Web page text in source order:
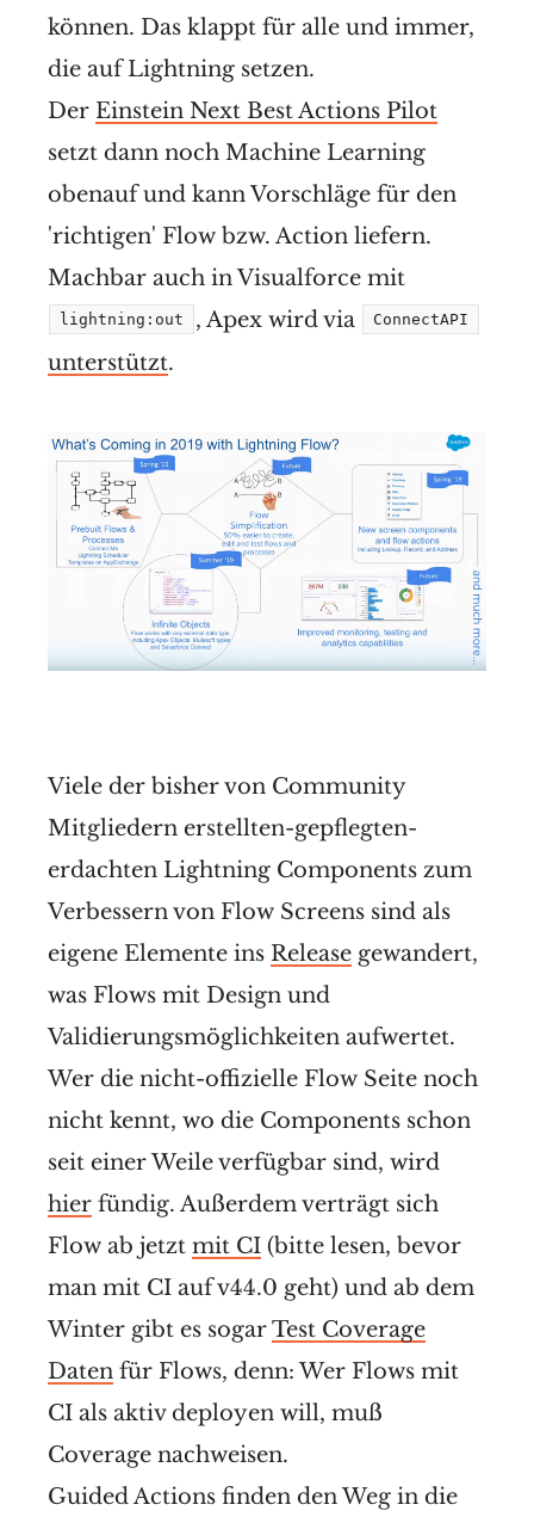
können. Das klappt für alle und immer,
die auf Lightning setzen.
Der Einstein Next Best Actions Pilot
setzt dann noch Machine Learning
obenauf und kann Vorschläge für den
'richtigen' Flow bzw. Action liefern.
Machbar auch in Visualforce mit
lightning:out , Apex wird via ConnectAPI
unterstützt.
Viele der bisher von Community
Mitgliedern erstellten-gepflegten-
erdachten Lightning Components zum
Verbessern von Flow Screens sind als
eigene Elemente ins Release gewandert,
was Flows mit Design und
Validierungsmöglichkeiten aufwertet.
Wer die nicht-offizielle Flow Seite noch
nicht kennt, wo die Components schon
seit einer Weile verfügbar sind, wird
hier fündig. Außerdem verträgt sich
Flow ab jetzt mit CI (bitte lesen, bevor
man mit CI auf v44.0 geht) und ab dem
Winter gibt es sogarTest Coverage
Daten für Flows, denn: Wer Flows mit
CI als aktiv deployen will, muß
Coverage nachweisen.
Guided Actions finden den Weg in die